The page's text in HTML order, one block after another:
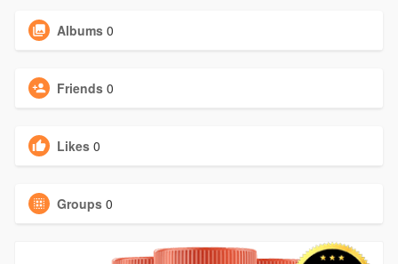
Albums 0
Friends 0
Likes 0
Groups 0